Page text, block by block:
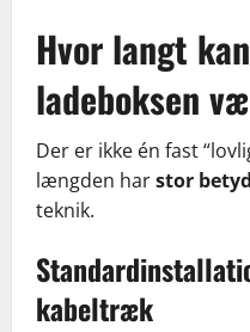
Hvor langt
ladeboksen
Der er ikke én fast
længden harstor
teknik.
kabeltræk